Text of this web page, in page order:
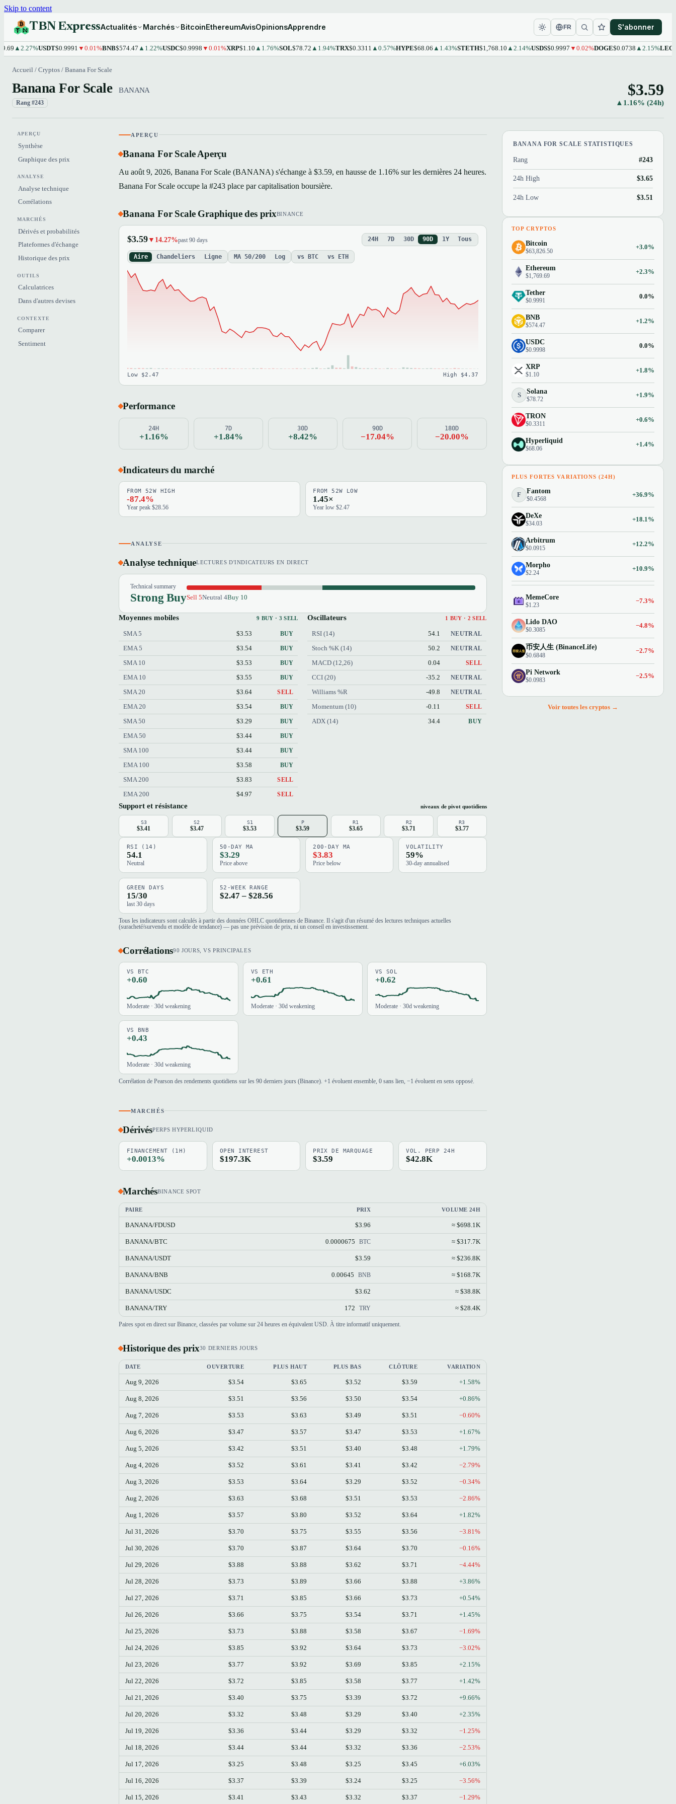
Skip to content
TBN ExpressActualités Marchés BitcoinEthereumAvisOpinionsApprendre FR S'abonner
USDT$0.9991▼0.01% BNB$574.47▲1.22% USDC$0.9998▼0.01% XRP$1.10▲1.76% SOL$78.72▲1.94% TRX$0.3311▲0.57% HYPE$68.06▲1.43% STETH$1,768.10▲2.14% USDS$0.9997▼0.02% DOGE$0.0738▲2.15% LEO$9.61
Accueil / Cryptos / Banana For Scale
Banana For Scale BANANA
Rang #243
$3.59
▲1.16% (24h)
APERÇU
Synthèse
Graphique des prix
ANALYSE
Analyse technique
Corrélations
MARCHÉS
Dérivés et probabilités
Plateformes d'échange
Historique des prix
OUTILS
Calculatrices
Dans d'autres devises
CONTEXTE
Comparer
Sentiment
APERÇU
Banana For Scale Aperçu
Au août 9, 2026, Banana For Scale (BANANA) s'échange à $3.59, en hausse de 1.16% sur les dernières 24 heures.
Banana For Scale occupe la #243 place par capitalisation boursière.
Banana For Scale Graphique des prixBINANCE
$3.59 ▼14.27%past 90 days 24H 7D 30D 90D 1Y Tous
Aire Chandeliers Ligne MA 50/200 Log vs BTC vs ETH
Low $2.47 High $4.37
Performance
24H
+1.16%
7D
+1.84%
30D
+8.42%
90D
−17.04%
180D
−20.00%
Indicateurs du marché
FROM 52W HIGH
-87.4%
Year peak $28.56
FROM 52W LOW
1.45×
Year low $2.47
ANALYSE
Analyse techniqueLECTURES D'INDICATEURS EN DIRECT
Technical summary
Strong BuySell 5Neutral 4Buy 10
Moyennes mobiles 9 BUY · 3 SELL
SMA 5 $3.53 BUY
EMA 5 $3.54 BUY
SMA 10 $3.53 BUY
EMA 10 $3.55 BUY
SMA 20 $3.64 SELL
EMA 20 $3.54 BUY
SMA 50 $3.29 BUY
EMA 50 $3.44 BUY
SMA 100 $3.44 BUY
EMA 100 $3.58 BUY
SMA 200 $3.83 SELL
EMA 200 $4.97 SELL
Oscillateurs 1 BUY · 2 SELL
RSI (14) 54.1 NEUTRAL
Stoch %K (14) 50.2 NEUTRAL
MACD (12,26) 0.04 SELL
CCI (20) -35.2 NEUTRAL
Williams %R -49.8 NEUTRAL
Momentum (10) -0.11 SELL
ADX (14) 34.4 BUY
Support et résistance niveaux de pivot quotidiens
S3
$3.41
S2
$3.47
S1
$3.53
P
$3.59
R1
$3.65
R2
$3.71
R3
$3.77
RSI (14)
54.1
Neutral
50-DAY MA
$3.29
Price above
200-DAY MA
$3.83
Price below
VOLATILITY
59%
30-day annualised
GREEN DAYS
15/30
last 30 days
52-WEEK RANGE
$2.47 – $28.56
Tous les indicateurs sont calculés à partir des données OHLC quotidiennes de Binance. Il s'agit d'un résumé des lectures techniques actuelles
(suracheté/survendu et modèle de tendance) — pas une prévision de prix, ni un conseil en investissement.
Corrélations90 JOURS, VS PRINCIPALES
VS BTC
+0.60
Moderate · 30d weakening
VS ETH
+0.61
Moderate · 30d weakening
VS SOL
+0.62
Moderate · 30d weakening
VS BNB
+0.43
Moderate · 30d weakening
Corrélation de Pearson des rendements quotidiens sur les 90 derniers jours (Binance). +1 évoluent ensemble, 0 sans lien, −1 évoluent en sens opposé.
MARCHÉS
DérivésPERPS HYPERLIQUID
FINANCEMENT (1H)
+0.0013%
OPEN INTEREST
$197.3K
PRIX DE MARQUAGE
$3.59
VOL. PERP 24H
$42.8K
MarchésBINANCE SPOT
PAIRE PRIX VOLUME 24H
BANANA/FDUSD $3.96 ≈ $698.1K
BANANA/BTC 0.0000675 BTC ≈ $317.7K
BANANA/USDT $3.59 ≈ $236.8K
BANANA/BNB 0.00645 BNB ≈ $168.7K
BANANA/USDC $3.62 ≈ $38.8K
BANANA/TRY 172 TRY ≈ $28.4K
Paires spot en direct sur Binance, classées par volume sur 24 heures en équivalent USD. À titre informatif uniquement.
Historique des prix30 DERNIERS JOURS
DATE OUVERTURE PLUS HAUT PLUS BAS CLÔTURE VARIATION
Aug 9, 2026 $3.54 $3.65 $3.52 $3.59 +1.58%
Aug 8, 2026 $3.51 $3.56 $3.50 $3.54 +0.86%
Aug 7, 2026 $3.53 $3.63 $3.49 $3.51 −0.60%
Aug 6, 2026 $3.47 $3.57 $3.47 $3.53 +1.67%
Aug 5, 2026 $3.42 $3.51 $3.40 $3.48 +1.79%
Aug 4, 2026 $3.52 $3.61 $3.41 $3.42 −2.79%
Aug 3, 2026 $3.53 $3.64 $3.29 $3.52 −0.34%
Aug 2, 2026 $3.63 $3.68 $3.51 $3.53 −2.86%
Aug 1, 2026 $3.57 $3.80 $3.52 $3.64 +1.82%
Jul 31, 2026 $3.70 $3.75 $3.55 $3.56 −3.81%
Jul 30, 2026 $3.70 $3.87 $3.64 $3.70 −0.16%
Jul 29, 2026 $3.88 $3.88 $3.62 $3.71 −4.44%
Jul 28, 2026 $3.73 $3.89 $3.66 $3.88 +3.86%
Jul 27, 2026 $3.71 $3.85 $3.66 $3.73 +0.54%
Jul 26, 2026 $3.66 $3.75 $3.54 $3.71 +1.45%
Jul 25, 2026 $3.73 $3.88 $3.58 $3.67 −1.69%
Jul 24, 2026 $3.85 $3.92 $3.64 $3.73 −3.02%
Jul 23, 2026 $3.77 $3.92 $3.69 $3.85 +2.15%
Jul 22, 2026 $3.72 $3.85 $3.58 $3.77 +1.42%
Jul 21, 2026 $3.40 $3.75 $3.39 $3.72 +9.66%
Jul 20, 2026 $3.32 $3.48 $3.29 $3.40 +2.35%
Jul 19, 2026 $3.36 $3.44 $3.29 $3.32 −1.25%
Jul 18, 2026 $3.44 $3.44 $3.32 $3.36 −2.53%
Jul 17, 2026 $3.25 $3.48 $3.25 $3.45 +6.03%
Jul 16, 2026 $3.37 $3.39 $3.24 $3.25 −3.56%
Jul 15, 2026 $3.41 $3.43 $3.32 $3.37 −1.29%
BANANA FOR SCALE STATISTIQUES
Rang #243
24h High $3.65
24h Low $3.51
TOP CRYPTOS
Bitcoin
$63,826.50
+3.0%
Ethereum
$1,769.69
+2.3%
Tether
$0.9991
0.0%
BNB
$574.47
+1.2%
USDC
$0.9998
0.0%
XRP
$1.10
+1.8%
S Solana
$78.72
+1.9%
TRON
$0.3311
+0.6%
Hyperliquid
$68.06
+1.4%
PLUS FORTES VARIATIONS (24H)
F Fantom
$0.4568
+36.9%
DeXe
$34.03
+18.1%
Arbitrum
$0.0915
+12.2%
Morpho
$2.24
+10.9%
MemeCore
$1.23
−7.3%
Lido DAO
$0.3085
−4.8%
币安人生 (BinanceLife)
$0.6848
−2.7%
Pi Network
$0.0983
−2.5%
Voir toutes les cryptos →